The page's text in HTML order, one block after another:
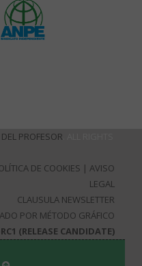
PROFESOR
DE COOKIES | AVISO
LEGAL
CLAUSULA NEWSLETTER
POR MÉTODO GRÁFICO
(RELEASE CANDIDATE)